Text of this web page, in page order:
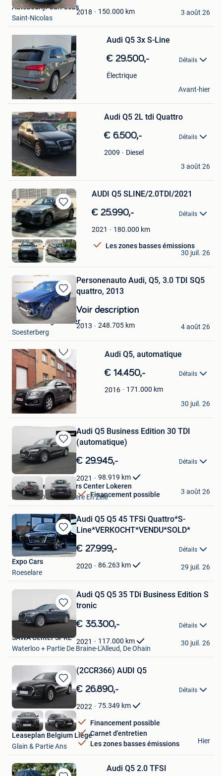
Favoris2018 150.000 km
Autobedrijf CarFocus
Saint-Nicolas
3 août 26
Mes
Favoris
Audi Q5 3x S-Line
€ 29.500,- Détails
Électrique
peter van den berg
Hemiksem
Avant-hier
dans
Mes
Favoris
Audi Q5 2L tdi Quattro
€ 6.500,- Détails
2009
Diesel
haskov
Tournai
3 août 26
Sauvegarder
dans
Mes
Favoris
AUDI Q5 SLINE/2.0TDI/2021
€ 25.990,- Détails
2021 180.000 km
Les zones basses émissions
Car centers
Diegem
30 juil. 26
Sauvegarder
dans
Mes
Favoris
Personenauto Audi, Q5, 3.0 TDI SQ5
quattro, 2013
Voir description
2013 248.705 km
Onlineveilingmeester
Soesterberg
4 août 26
Sauvegarder
dans
Mes
Favoris
Audi Q5, automatique
€ 14.450,- Détails
2016 171.000 km
Anass B
Antwerpen
30 juil. 26
Sauvegarder
dans
Favoris
Audi Q5 Business Edition 30 TDI
(automatique)
€ 29.945,- Détails
2021 98.919 km
Financement possible
Van Mossel Used Cars Center Lokeren
Lokeren+Deel Overmere En Zele
3 août 26
Sauvegarder
dans
Mes
Audi Q5 Q5 45 TFSi Quattro*S-
Line*VERKOCHT*VENDU*SOLD*
€ 27.999,- Détails
2020 86.263 km
Expo Cars
Roeselare
29 juil. 26
Sauvegarder
dans
Favoris
Audi Q5 Q5 35 TDi Business Edition S
tronic
€ 35.300,- Détails
2021 117.000 km
SAWA Center SPRL
Waterloo + Partie De Braine-L'Alleud, De Ohain
30 juil. 26
Sauvegarder
dans
Favoris
(2CCR366) AUDI Q5
€ 26.890,- Détails
2022 75.349 km
Financement possible
Carnet d'entretien
Les zones basses émissions
Leaseplan Belgium Liège
Glain & Partie Ans
Hier
Audi Q5 2.0 TFSI